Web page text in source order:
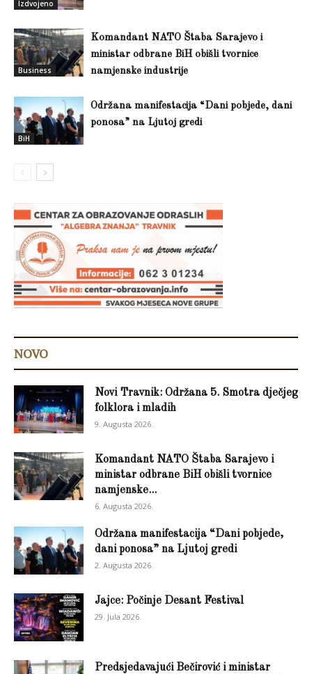
Izdvojeno
Business
Komandant NATO Štaba Sarajevo i
ministar odbrane BiH obišli tvornice
namjenske industrije
BiH
Održana manifestacija “Dani pobjede, dani
ponosa” na Ljutoj gredi
NOVO
Novi Travnik: Održana 5. Smotra dječjeg
folklora i mladih
9. Augusta 2026.
Komandant NATO Štaba Sarajevo i
ministar odbrane BiH obišli tvornice
namjenske...
6. Augusta 2026.
Održana manifestacija “Dani pobjede,
dani ponosa” na Ljutoj gredi
2. Augusta 2026.
Jajce: Počinje Desant Festival
29. Jula 2026.
Predsjedavajući Bečirović i ministar